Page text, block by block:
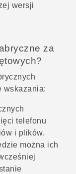
wersji
za
wskazania:
telefonu
i plików.
można ich